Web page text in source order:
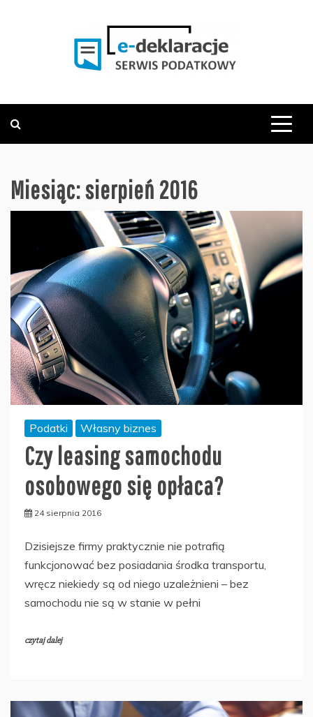
Miesiąc:sierpień 2016
Podatki Własny biznes
Czy leasing samochodu
osobowego się opłaca?
24 sierpnia 2016
Dzisiejsze firmy praktycznie nie potrafią
funkcjonować bez posiadania środka transportu,
wręcz niekiedy są od niego uzależnieni – bez
samochodu nie są w stanie w pełni
czytaj dalej